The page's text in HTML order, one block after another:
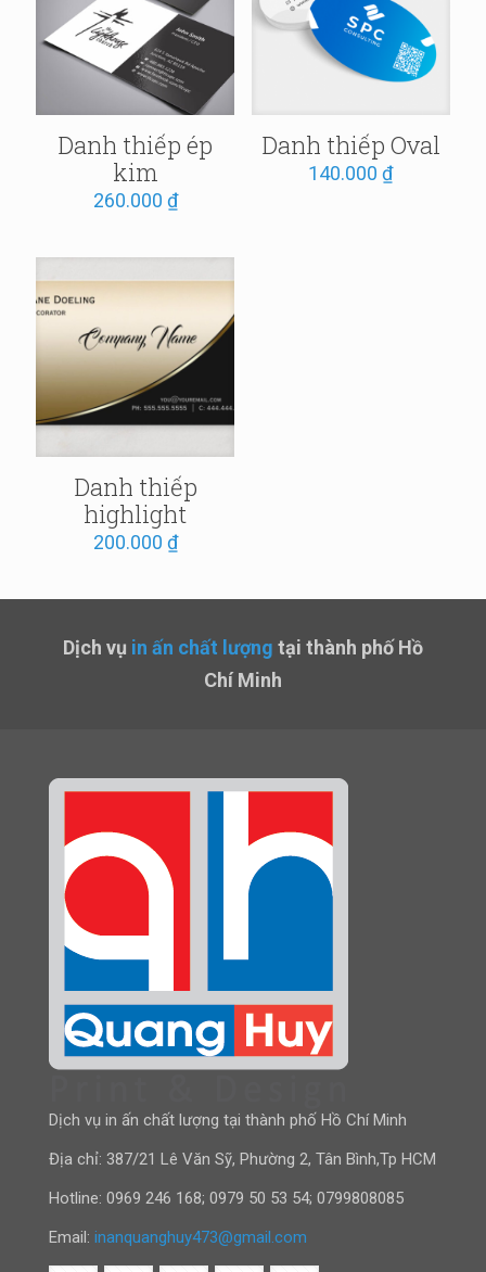
Danh thiếp ép
kim
260.000 ₫
Danh thiếp Oval
140.000₫
Danh thiếp
highlight
200.000 ₫
Dịch vụ in ấn chất lượng tại thành phố Hồ
Chí Minh
Dịch vụ in ấn chất lượng tại thành phố Hồ Chí Minh
Địa chỉ: 387/21 Lê Văn Sỹ, Phường 2, Tân Bình,Tp HCM
Hotline: 0969 246 168; 0979 50 53 54; 0799808085
Email: inanquanghuy473@gmail.com